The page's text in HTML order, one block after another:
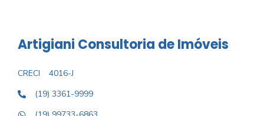
Artigiani Consultoria de Imóveis
CRECI
4016-J
(19) 3361-9999